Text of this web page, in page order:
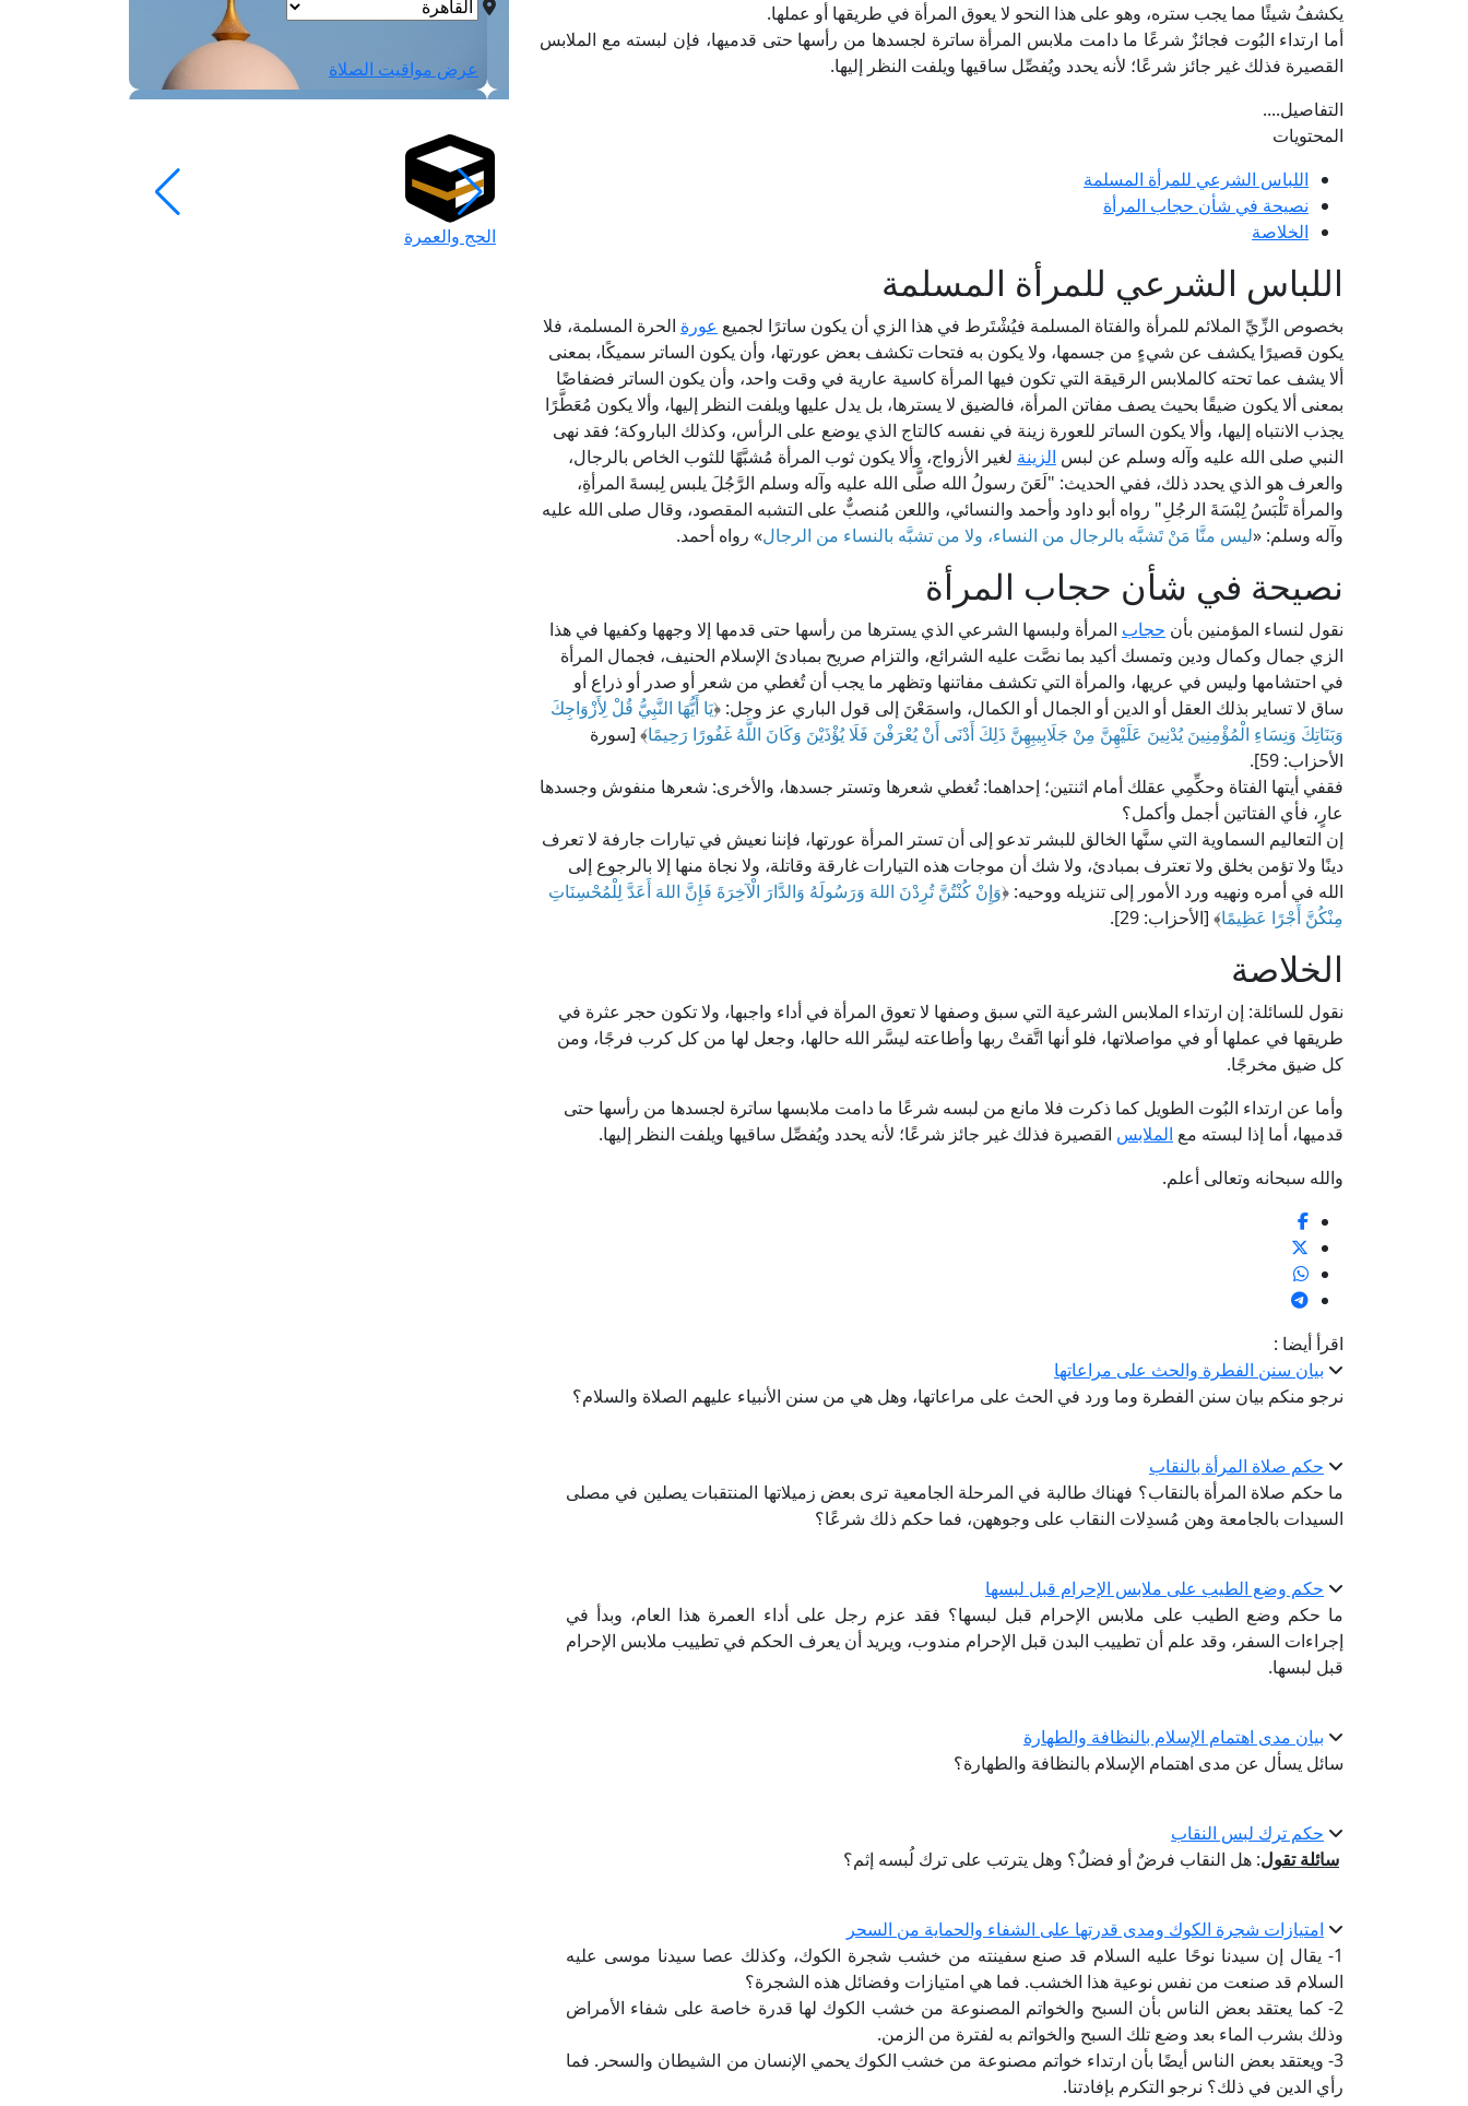
يكشفُ شيئًا مما يجب ستره، وهو على هذا النحو لا يعوق المرأة في طريقها أو عملها.
أما ارتداء البُوت فجائزٌ شرعًا ما دامت ملابس المرأة ساترة لجسدها من رأسها حتى قدميها، فإن لبسته مع الملابس
القصيرة فذلك غير جائز شرعًا؛ لأنه يحدد ويُفصِّل ساقيها ويلفت النظر إليها.
التفاصيل....
المحتويات
اللباس الشرعي للمرأة المسلمة
نصيحة في شأن حجاب المرأة
الخلاصة
اللباس الشرعي للمرأة المسلمة
بخصوص الزِّيِّ الملائم للمرأة والفتاة المسلمة فيُشْتَرط في هذا الزي أن يكون ساترًا لجميع عورة الحرة المسلمة، فلا
يكون قصيرًا يكشف عن شيءٍ من جسمها، ولا يكون به فتحات تكشف بعض عورتها، وأن يكون الساتر سميكًا، بمعنى
ألا يشف عما تحته كالملابس الرقيقة التي تكون فيها المرأة كاسية عارية في وقت واحد، وأن يكون الساتر فضفاضًا
بمعنى ألا يكون ضيقًا بحيث يصف مفاتن المرأة، فالضيق لا يسترها، بل يدل عليها ويلفت النظر إليها، وألا يكون مُعَطَّرًا
يجذب الانتباه إليها، وألا يكون الساتر للعورة زينة في نفسه كالتاج الذي يوضع على الرأس، وكذلك الباروكة؛ فقد نهى
النبي صلى الله عليه وآله وسلم عن لبس الزينة لغير الأزواج، وألا يكون ثوب المرأة مُشبَّهًا للثوب الخاص بالرجال،
والعرف هو الذي يحدد ذلك، ففي الحديث: "لَعَنَ رسولُ الله صلَّى الله عليه وآله وسلم الرَّجُلَ يلبس لِبسةَ المرأةِ،
والمرأة تَلْبَسُ لِبْسَةَ الرجُلِ" رواه أبو داود وأحمد والنسائي، واللعن مُنصبٌّ على التشبه المقصود، وقال صلى الله عليه
وآله وسلم: «ليس منَّا مَنْ تَشبَّه بالرجال من النساء، ولا من تشبَّه بالنساء من الرجال» رواه أحمد.
نصيحة في شأن حجاب المرأة
نقول لنساء المؤمنين بأن حجاب المرأة ولبسها الشرعي الذي يسترها من رأسها حتى قدمها إلا وجهها وكفيها في هذا
الزي جمال وكمال ودين وتمسك أكيد بما نصَّت عليه الشرائع، والتزام صريح بمبادئ الإسلام الحنيف، فجمال المرأة
في احتشامها وليس في عريها، والمرأة التي تكشف مفاتنها وتظهر ما يجب أن تُغطي من شعر أو صدر أو ذراع أو
ساق لا تساير بذلك العقل أو الدين أو الجمال أو الكمال، واسمَعْنَ إلى قول الباري عز وجل: ﴿يَا أَيُّهَا النَّبِيُّ قُلْ لِأَزْوَاجِكَ
وَبَنَاتِكَ وَنِسَاءِ الْمُؤْمِنِينَ يُدْنِينَ عَلَيْهِنَّ مِنْ جَلَابِيبِهِنَّ ذَلِكَ أَدْنَى أَنْ يُعْرَفْنَ فَلَا يُؤْذَيْنَ وَكَانَ اللَّهُ غَفُورًا رَحِيمًا﴾ [سورة
الأحزاب: 59].
فقفي أيتها الفتاة وحكِّمِي عقلك أمام اثنتين؛ إحداهما: تُغطي شعرها وتستر جسدها، والأخرى: شعرها منفوش وجسدها
عارٍ، فأي الفتاتين أجمل وأكمل؟
إن التعاليم السماوية التي سنَّها الخالق للبشر تدعو إلى أن تستر المرأة عورتها، فإننا نعيش في تيارات جارفة لا تعرف
دينًا ولا تؤمن بخلق ولا تعترف بمبادئ، ولا شك أن موجات هذه التيارات غارقة وقاتلة، ولا نجاة منها إلا بالرجوع إلى
الله في أمره ونهيه ورد الأمور إلى تنزيله ووحيه: ﴿وَإِنْ كُنْتُنَّ تُرِدْنَ اللهَ وَرَسُولَهُ وَالدَّارَ الْآخِرَةَ فَإِنَّ اللهَ أَعَدَّ لِلْمُحْسِنَاتِ
مِنْكُنَّ أَجْرًا عَظِيمًا﴾ [الأحزاب: 29].
الخلاصة
نقول للسائلة: إن ارتداء الملابس الشرعية التي سبق وصفها لا تعوق المرأة في أداء واجبها، ولا تكون حجر عثرة في
طريقها في عملها أو في مواصلاتها، فلو أنها اتَّقتْ ربها وأطاعته ليسَّر الله حالها، وجعل لها من كل كرب فرجًا، ومن
كل ضيق مخرجًا.
وأما عن ارتداء البُوت الطويل كما ذكرت فلا مانع من لبسه شرعًا ما دامت ملابسها ساترة لجسدها من رأسها حتى
قدميها، أما إذا لبسته مع الملابس القصيرة فذلك غير جائز شرعًا؛ لأنه يحدد ويُفصِّل ساقيها ويلفت النظر إليها.
والله سبحانه وتعالى أعلم.
اقرأ أيضا :
بيان سنن الفطرة والحث على مراعاتها
نرجو منكم بيان سنن الفطرة وما ورد في الحث على مراعاتها، وهل هي من سنن الأنبياء عليهم الصلاة والسلام؟
حكم صلاة المرأة بالنقاب
ما حكم صلاة المرأة بالنقاب؟ فهناك طالبة في المرحلة الجامعية ترى بعض زميلاتها المنتقبات يصلين في مصلى
السيدات بالجامعة وهن مُسدِلات النقاب على وجوههن، فما حكم ذلك شرعًا؟
حكم وضع الطيب على ملابس الإحرام قبل لبسها
ما حكم وضع الطيب على ملابس الإحرام قبل لبسها؟ فقد عزم رجل على أداء العمرة هذا العام، وبدأ في
إجراءات السفر، وقد علم أن تطييب البدن قبل الإحرام مندوب، ويريد أن يعرف الحكم في تطييب ملابس الإحرام
قبل لبسها.
بيان مدى اهتمام الإسلام بالنظافة والطهارة
سائل يسأل عن مدى اهتمام الإسلام بالنظافة والطهارة؟
حكم ترك لبس النقاب
سائلة تقول: هل النقاب فرضٌ أو فضلٌ؟ وهل يترتب على ترك لُبسه إثم؟
امتيازات شجرة الكوك ومدى قدرتها على الشفاء والحماية من السحر
1- يقال إن سيدنا نوحًا عليه السلام قد صنع سفينته من خشب شجرة الكوك، وكذلك عصا سيدنا موسى عليه
السلام قد صنعت من نفس نوعية هذا الخشب. فما هي امتيازات وفضائل هذه الشجرة؟
2- كما يعتقد بعض الناس بأن السبح والخواتم المصنوعة من خشب الكوك لها قدرة خاصة على شفاء الأمراض
وذلك بشرب الماء بعد وضع تلك السبح والخواتم به لفترة من الزمن.
3- ويعتقد بعض الناس أيضًا بأن ارتداء خواتم مصنوعة من خشب الكوك يحمي الإنسان من الشيطان والسحر. فما
رأي الدين في ذلك؟ نرجو التكرم بإفادتنا.
عرض مواقيت الصلاة
الحج والعمرة